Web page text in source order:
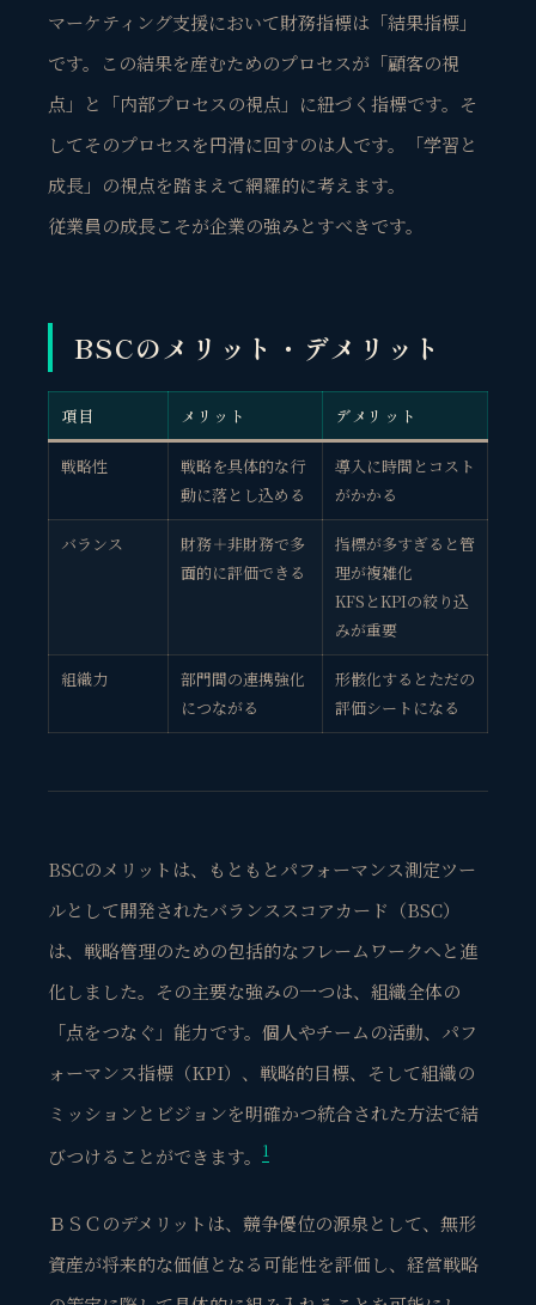
マーケティング支援において財務指標は「結果指標」
です。この結果を産むためのプロセスが「顧客の視
点」と「内部プロセスの視点」に紐づく指標です。そ
してそのプロセスを円滑に回すのは人です。「学習と
成長」の視点を踏まえて網羅的に考えます。
従業員の成長こそが企業の強みとすべきです。
BSCのメリット・デメリット
項目 メリット デメリット
戦略性
戦略を具体的な行
動に落とし込める
導入に時間とコスト
がかかる
バランス
財務＋非財務で多
面的に評価できる
指標が多すぎると管
理が複雑化
KFSとKPIの絞り込
みが重要
組織力
部門間の連携強化
につながる
形骸化するとただの
評価シートになる
BSCのメリットは、もともとパフォーマンス測定ツー
ルとして開発されたバランススコアカード（BSC）
は、戦略管理のための包括的なフレームワークへと進
化しました。その主要な強みの一つは、組織全体の
「点をつなぐ」能力です。個人やチームの活動、パフ
ォーマンス指標（KPI）、戦略的目標、そして組織の
ミッションとビジョンを明確かつ統合された方法で結
びつけることができます。
1
ＢＳＣのデメリットは、 競争優位の源泉として、無形
資産が将来的な価値となる可能性を評価し、経営戦略